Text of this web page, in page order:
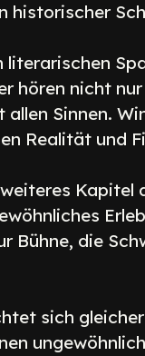
historischer
literarischen
hören nicht
Sinnen.
Realität und
Kapitel
Bühne, die
sich